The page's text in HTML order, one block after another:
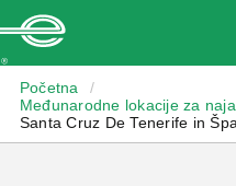
Početna
/
Međunarodne lokacije za
Santa Cruz De Tenerife in